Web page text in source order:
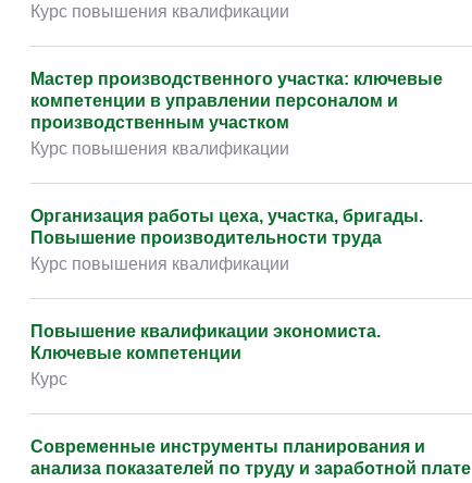
Курс повышения квалификации
Мастер производственного участка: ключевые
компетенции в управлении персоналом и
производственным участком
Курс повышения квалификации
Организация работы цеха, участка, бригады.
Повышение производительности труда
Курс повышения квалификации
Повышение квалификации экономиста.
Ключевые компетенции
Курс
Современные инструменты планирования и
анализа показателей по труду и заработной плате